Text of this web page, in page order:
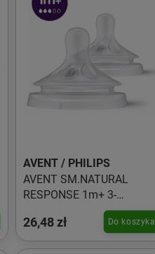
AVENT / PHILIPS
AVENT SM.NATURAL
RESPONSE 1m+ 3-
przepływowy SCY963/02
26,48 zł Do koszyka